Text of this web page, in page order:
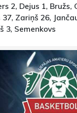
2, Dejus 1, Bružs,
Zariņš 26,
3, Semenkovs